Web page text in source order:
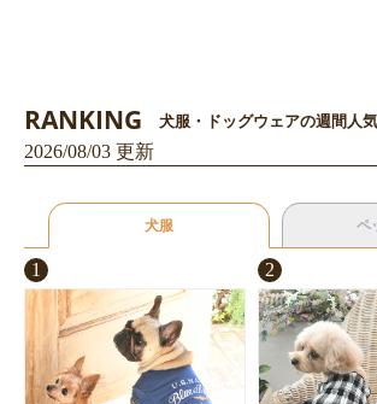
RANKING 犬服・ドッグウェアの週間人
2026/08/03 更新
犬服 ペ
1 2